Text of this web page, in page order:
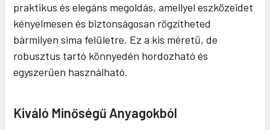
praktikus és elegáns megoldás, amellyel eszközeidet
kényelmesen és biztonságosan rögzítheted
bármilyen sima felületre. Ez a kis méretű, de
robusztus tartó könnyedén hordozható és
egyszerűen használható.
Kiváló Minőségű Anyagokból